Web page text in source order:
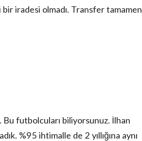
iradesi olmadı. Transfer tamamen
Bu futbolcuları biliyorsunuz. İlhan
%95 ihtimalle de 2 yıllığına aynı